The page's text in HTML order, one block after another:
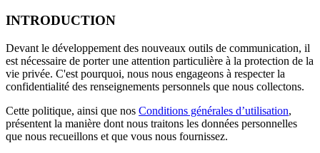
INTRODUCTION
Devant le développement des nouveaux outils de communication, il
est nécessaire de porter une attention particulière à la protection de la
vie privée. C'est pourquoi, nous nous engageons à respecter la
confidentialité des renseignements personnels que nous collectons.
Cette politique, ainsi que nos Conditions générales d’utilisation,
présentent la manière dont nous traitons les données personnelles
que nous recueillons et que vous nous fournissez.